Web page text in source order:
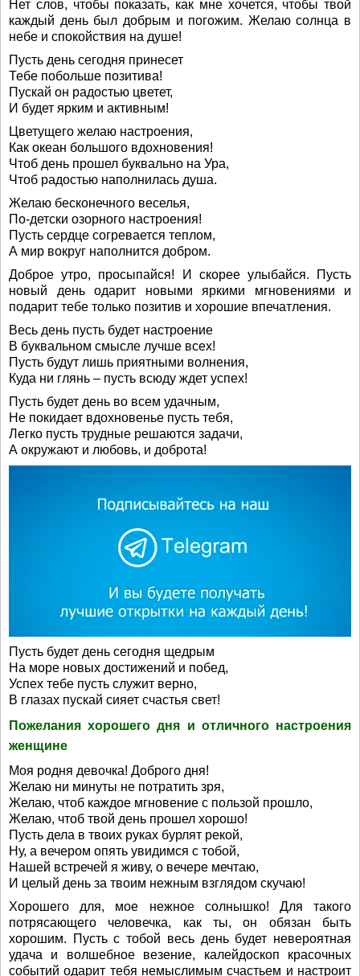
Нет слов, чтобы показать, как мне хочется, чтобы твой
каждый день был добрым и погожим. Желаю солнца в
небе и спокойствия на душе!
Пусть день сегодня принесет
Тебе побольше позитива!
Пускай он радостью цветет,
И будет ярким и активным!
Цветущего желаю настроения,
Как океан большого вдохновения!
Чтоб день прошел буквально на Ура,
Чтоб радостью наполнилась душа.
Желаю бесконечного веселья,
По-детски озорного настроения!
Пусть сердце согревается теплом,
А мир вокруг наполнится добром.
Доброе утро, просыпайся! И скорее улыбайся. Пусть
новый день одарит новыми яркими мгновениями и
подарит тебе только позитив и хорошие впечатления.
Весь день пусть будет настроение
В буквальном смысле лучше всех!
Пусть будут лишь приятными волнения,
Куда ни глянь – пусть всюду ждет успех!
Пусть будет день во всем удачным,
Не покидает вдохновенье пусть тебя,
Легко пусть трудные решаются задачи,
А окружают и любовь, и доброта!
Пусть будет день сегодня щедрым
На море новых достижений и побед,
Успех тебе пусть служит верно,
В глазах пускай сияет счастья свет!
Пожелания хорошего дня и отличного настроения
женщине
Моя родня девочка! Доброго дня!
Желаю ни минуты не потратить зря,
Желаю, чтоб каждое мгновение с пользой прошло,
Желаю, чтоб твой день прошел хорошо!
Пусть дела в твоих руках бурлят рекой,
Ну, а вечером опять увидимся с тобой,
Нашей встречей я живу, о вечере мечтаю,
И целый день за твоим нежным взглядом скучаю!
Хорошего для, мое нежное солнышко! Для такого
потрясающего человечка, как ты, он обязан быть
хорошим. Пусть с тобой весь день будет невероятная
удача и волшебное везение, калейдоскоп красочных
событий одарит тебя немыслимым счастьем и настроит